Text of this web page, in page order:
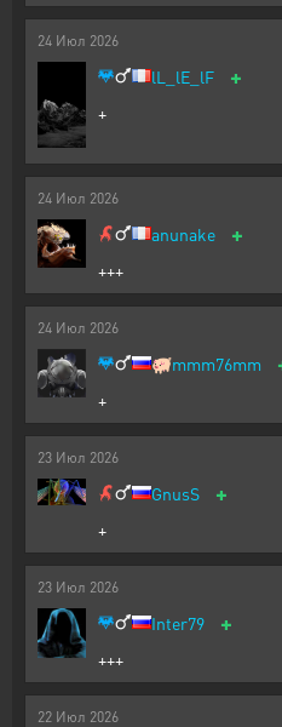
24 Июл 2026
lL_lE_lF +
+
24 Июл 2026
anunake +
+++
24 Июл 2026
🐖mmm76mm
+
23 Июл 2026
GnusS +
+
23 Июл 2026
Inter79 +
+++
22 Июл 2026